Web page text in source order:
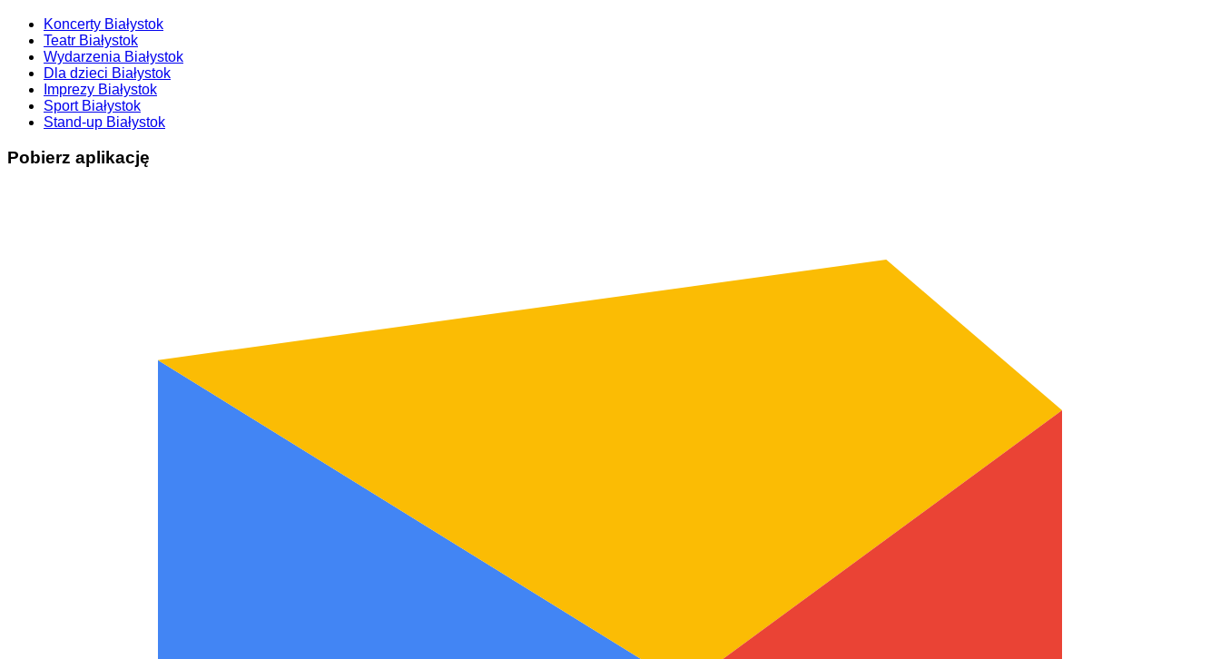
Koncerty Białystok
Teatr Białystok
Wydarzenia Białystok
Dla dzieci Białystok
Imprezy Białystok
Sport Białystok
Stand-up Białystok
Pobierz aplikację